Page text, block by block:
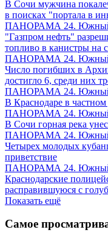
В Сочи мужчина
в поисках "портала в
ПАНОРАМА 24. Южный
"Газпром нефть"
топливо в канистры на
ПАНОРАМА 24. Южный
Число погибших в
достигло 6, среди них
ПАНОРАМА 24. Южный
В Краснодаре в
ПАНОРАМА 24. Южный
В Сочи горная река
ПАНОРАМА 24. Южный
Четырех молодых
приветствие
ПАНОРАМА 24. Южный
Краснодарские
расправившуюся с
Показать ещё
Самое